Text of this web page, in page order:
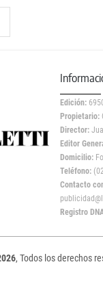
Edición:
Propietario:
Director:
Editor
Domicilio:
Teléfono:
Contacto
Registro
, Todos los derechos